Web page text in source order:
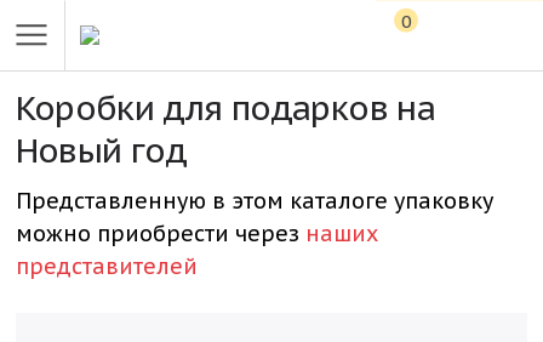
0
Коробки для подарков на
Новый год
Представленную в этом каталоге упаковку
можно приобрести через наших
представителей